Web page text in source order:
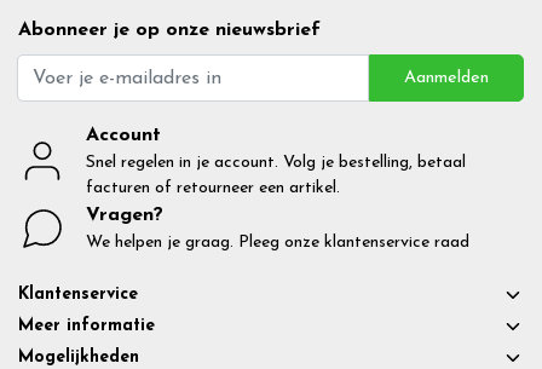
Abonneer je op onze nieuwsbrief
Aanmelden
Account
Snel regelen in je account. Volg je bestelling, betaal
facturen of retourneer een artikel.
Vragen?
We helpen je graag. Pleeg onze klantenservice raad
Klantenservice
Meer informatie
Mogelijkheden